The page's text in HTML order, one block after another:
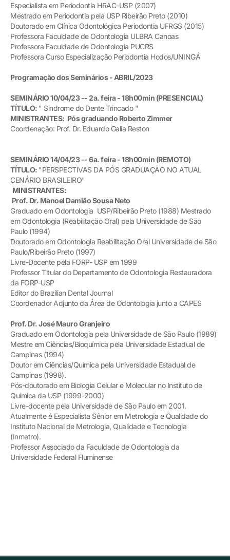
Especialista em Periodontia HRAC-USP (2007)
Mestrado em Periodontia pela USP Ribeirão Preto (2010)
Doutorado em Clínica Odontológica Periodontia UFRGS (2015)
Professora Faculdade de Odontologia ULBRA Canoas
Professora Faculdade de Odontologia PUCRS
Professora Curso Especialização Periodontia Hodos/UNINGÁ
Programação dos Seminários- ABRIL/2023
SEMINÁRIO 10/04/23 -- 2a. feira -18h00min (PRESENCIAL)
TÍTULO: " Sindrome do Dente Trincado "
MINISTRANTES: Pós graduando Roberto Zimmer
Coordenação: Prof. Dr. Eduardo Galia Reston
SEMINÁRIO 14/04/23 -- 6a. feira -18h00min (REMOTO)
TÍTULO: "PERSPECTIVAS DA PÓS GRADUAÇÃO NO ATUAL
CENÁRIO BRASILEIRO"
MINISTRANTES:
Prof. Dr. Manoel Damião Sousa Neto
Graduado em Odontologia USP/Ribeirão Preto (1988) Mestrado
em Odontologia (Reabilitação Oral) pela Universidade de São
Paulo (1994)
Doutorado em Odontologia Reabilitação Oral Universidade de São
Paulo/Ribeirão Preto (1997)
Livre-Docente pela FORP- USP em 1999
Professor Titular do Departamento de Odontologia Restauradora
da FORP-USP
Editor do Brazilian Dental Journal
Coordenador Adjunto da Área de Odontologia junto a CAPES
Prof. Dr. José Mauro Granjeiro
Graduado em Odontologia pela Universidade de São Paulo (1989)
Mestre em Ciências/Bioquímica pela Universidade Estadual de
Campinas (1994)
Doutor em Ciências/Química pela Universidade Estadual de
Campinas (1998).
Pós-doutorado em Biologia Celular e Molecular no Instituto de
Química da USP (1999-2000)
Livre-docente pela Universidade de São Paulo em 2001.
Atualmente é Especialista Sênior em Metrologia e Qualidade do
Instituto Nacional de Metrologia, Qualidade e Tecnologia
(Inmetro).
Professor Associado da Faculdade de Odontologia da
Universidade Federal Fluminense